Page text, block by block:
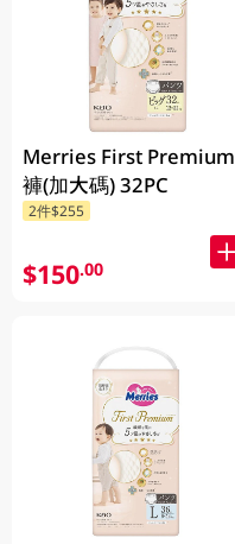
Merries First Premium
褲(加大碼) 32PC
2件$255
$150.00